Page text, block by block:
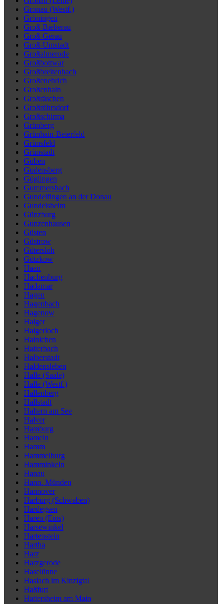
Gronau (Westf.)
Gröningen
Groß-Bieberau
Groß-Gerau
Groß-Umstadt
Großalmerode
Großbottwar
Großbreitenbach
Großenehrich
Großenhain
Großräschen
Großröhrsdorf
Großschirma
Grünberg
Grünhain-Beierfeld
Grünsfeld
Grünstadt
Guben
Gudensberg
Güglingen
Gummersbach
Gundelfingen an der Donau
Gundelsheim
Günzburg
Gunzenhausen
Güsten
Güstrow
Gütersloh
Gützkow
Haan
Hachenburg
Hadamar
Hagen
Hagenbach
Hagenow
Haiger
Haigerloch
Hainichen
Haiterbach
Halberstadt
Haldensleben
Halle (Saale)
Halle (Westf.)
Hallenberg
Hallstadt
Haltern am See
Halver
Hamburg
Hameln
Hamm
Hammelburg
Hamminkeln
Hanau
Hann. Münden
Hannover
Harburg (Schwaben)
Hardegsen
Haren (Ems)
Harsewinkel
Hartenstein
Hartha
Harz
Harzgerode
Haselünne
Haslach im Kinzigtal
Haßfurt
Hattersheim am Main